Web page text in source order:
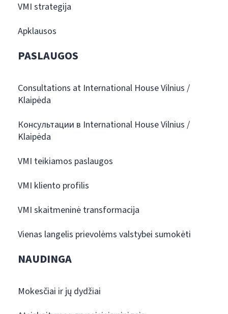
VMI strategija
Apklausos
PASLAUGOS
Consultations at International House Vilnius /
Klaipėda
Консультации в International House Vilnius /
Klaipėda
VMI teikiamos paslaugos
VMI kliento profilis
VMI skaitmeninė transformacija
Vienas langelis prievolėms valstybei sumokėti
NAUDINGA
Mokesčiai ir jų dydžiai